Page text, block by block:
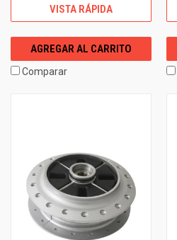
VISTA RÁPIDA
AGREGAR AL CARRITO
Comparar